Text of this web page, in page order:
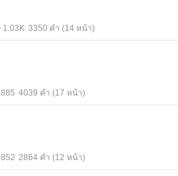
1.03K 3350 คำ (14 หน้า)
885 4039 คำ (17 หน้า)
852 2864 คำ (12 หน้า)